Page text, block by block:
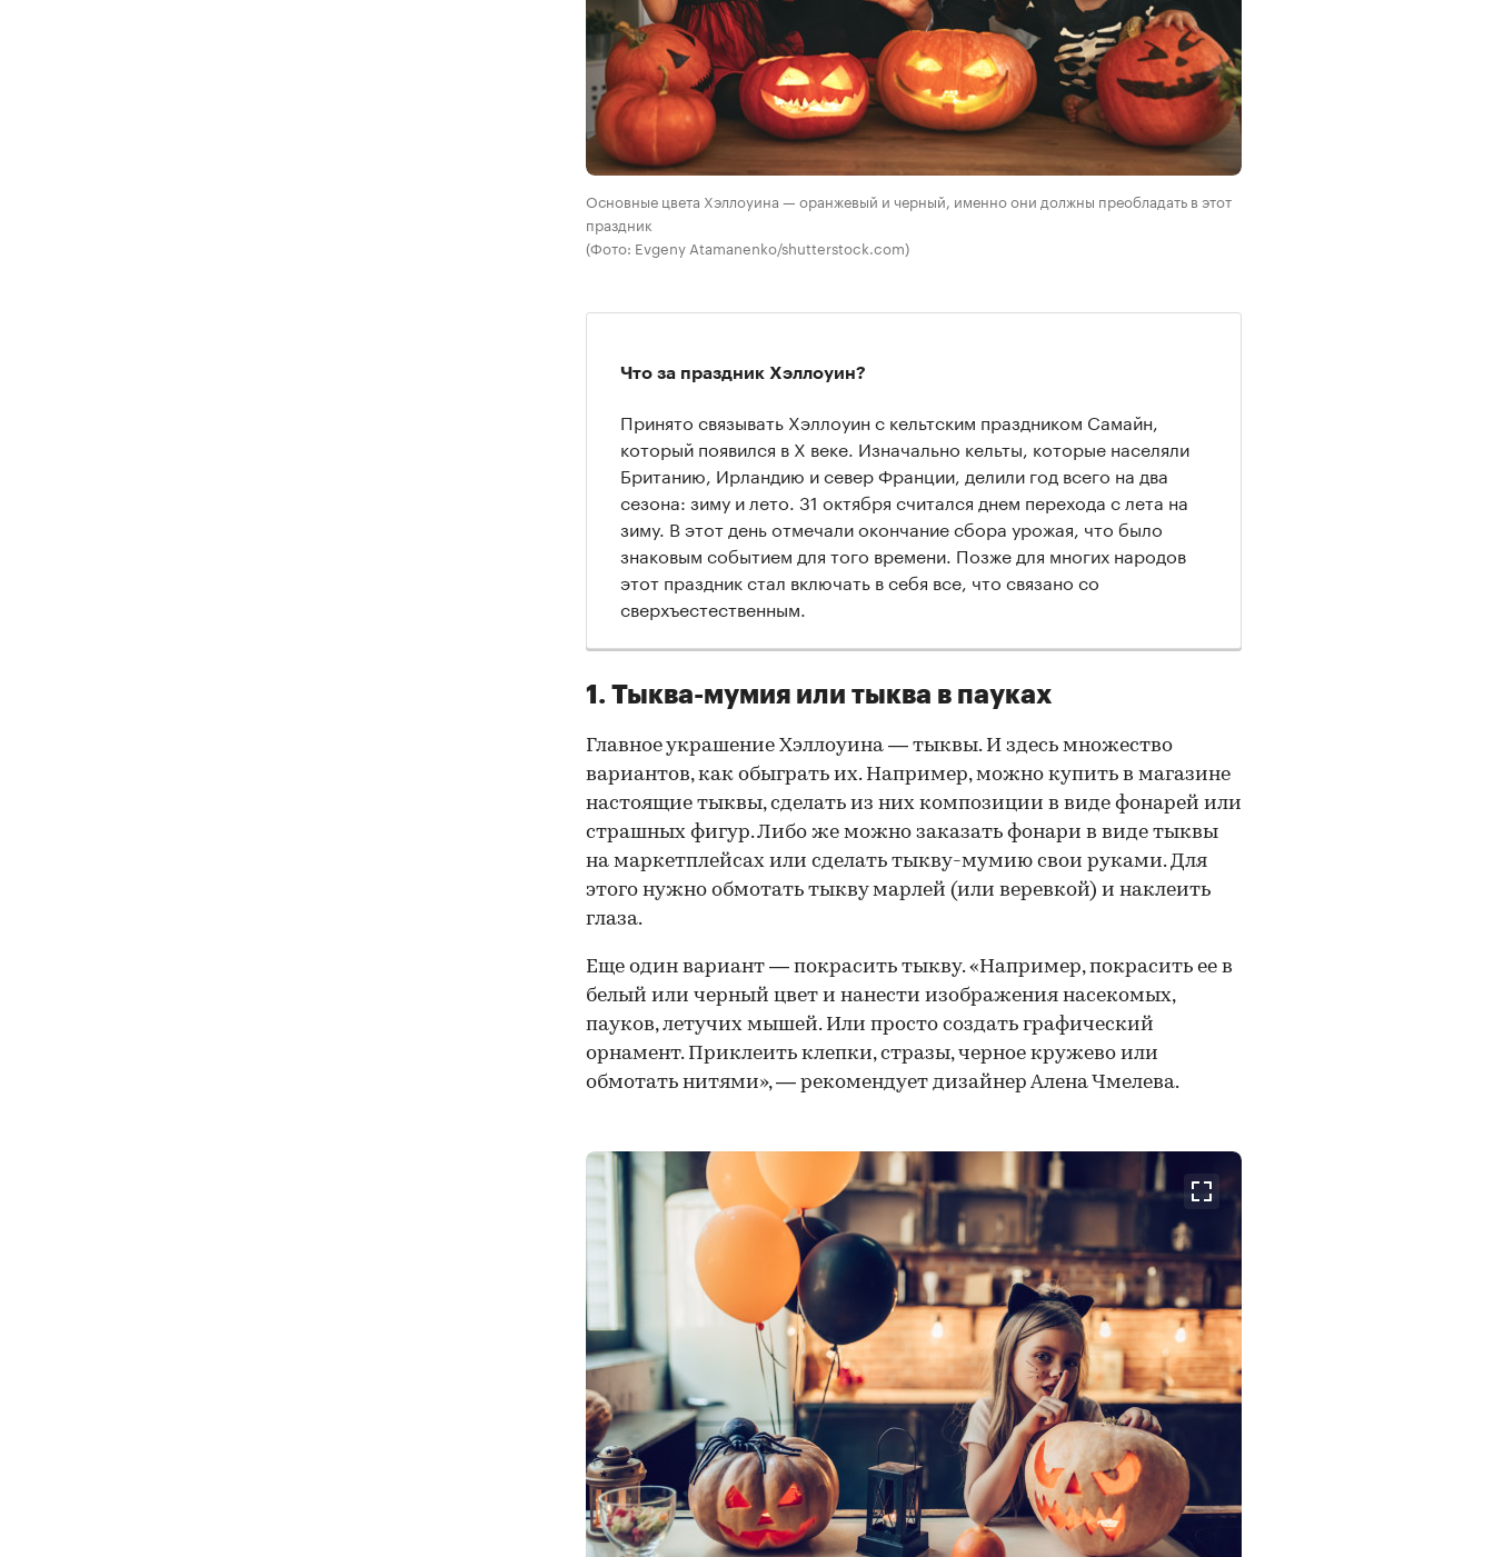
Основные цвета Хэллоуина — оранжевый и черный, именно они должны преобладать в этот
праздник
(Фото: Evgeny Atamanenko/shutterstock.com)
Что за праздник Хэллоуин?
Принято связывать Хэллоуин с кельтским праздником Самайн,
который появился в X веке. Изначально кельты, которые населяли
Британию, Ирландию и север Франции, делили год всего на два
сезона: зиму и лето. 31 октября считался днем перехода с лета на
зиму. В этот день отмечали окончание сбора урожая, что было
знаковым событием для того времени. Позже для многих народов
этот праздник стал включать в себя все, что связано со
сверхъестественным.
1. Тыква-мумия или тыква в пауках
Главное украшение Хэллоуина — тыквы. И здесь множество
вариантов, как обыграть их. Например, можно купить в магазине
настоящие тыквы, сделать из них композиции в виде фонарей или
страшных фигур. Либо же можно заказать фонари в виде тыквы
на маркетплейсах или сделать тыкву-мумию свои руками. Для
этого нужно обмотать тыкву марлей (или веревкой) и наклеить
глаза.
Еще один вариант — покрасить тыкву. «Например, покрасить ее в
белый или черный цвет и нанести изображения насекомых,
пауков, летучих мышей. Или просто создать графический
орнамент. Приклеить клепки, стразы, черное кружево или
обмотать нитями», — рекомендует дизайнер Алена Чмелева.